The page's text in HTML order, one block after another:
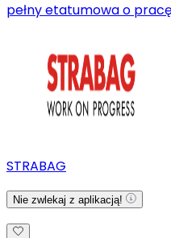
pełny etatumowa o
STRABAG
Nie zwlekaj z aplikacją!